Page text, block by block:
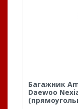
Багажник
Daewoo